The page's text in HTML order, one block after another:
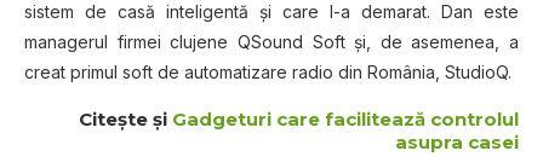
sistem de casă inteligentă şi care l-a demarat. Dan este
managerul firmei clujene QSound Soft şi, de asemenea, a
creat primul soft de automatizare radio din România, StudioQ.
Citeşte şi Gadgeturi care facilitează controlul
asupra casei